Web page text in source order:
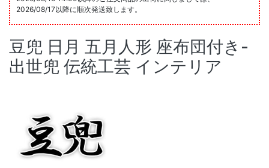
2026/08/17以降に順次発送致します。
豆兜 日月 五月人形 座布団付き-
出世兜 伝統工芸 インテリア